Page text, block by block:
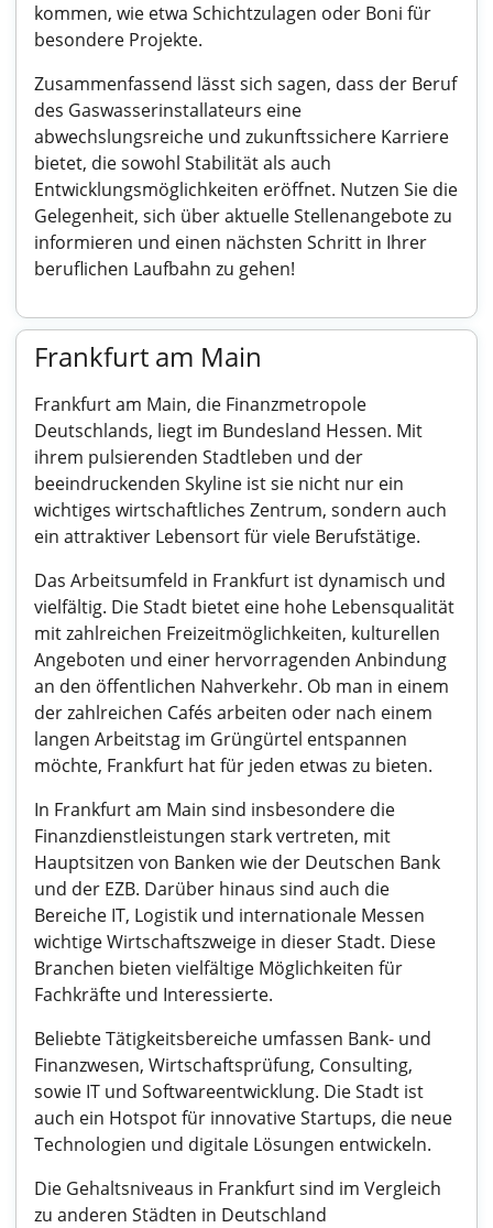
kommen, wie etwa Schichtzulagen oder Boni für
besondere Projekte.
Zusammenfassend lässt sich sagen, dass der Beruf
des Gaswasserinstallateurs eine
abwechslungsreiche und zukunftssichere Karriere
bietet, die sowohl Stabilität als auch
Entwicklungsmöglichkeiten eröffnet. Nutzen Sie die
Gelegenheit, sich über aktuelle Stellenangebote zu
informieren und einen nächsten Schritt in Ihrer
beruflichen Laufbahn zu gehen!
Frankfurt am Main
Frankfurt am Main, die Finanzmetropole
Deutschlands, liegt im Bundesland Hessen. Mit
ihrem pulsierenden Stadtleben und der
beeindruckenden Skyline ist sie nicht nur ein
wichtiges wirtschaftliches Zentrum, sondern auch
ein attraktiver Lebensort für viele Berufstätige.
Das Arbeitsumfeld in Frankfurt ist dynamisch und
vielfältig. Die Stadt bietet eine hohe Lebensqualität
mit zahlreichen Freizeitmöglichkeiten, kulturellen
Angeboten und einer hervorragenden Anbindung
an den öffentlichen Nahverkehr. Ob man in einem
der zahlreichen Cafés arbeiten oder nach einem
langen Arbeitstag im Grüngürtel entspannen
möchte, Frankfurt hat für jeden etwas zu bieten.
In Frankfurt am Main sind insbesondere die
Finanzdienstleistungen stark vertreten, mit
Hauptsitzen von Banken wie der Deutschen Bank
und der EZB. Darüber hinaus sind auch die
Bereiche IT, Logistik und internationale Messen
wichtige Wirtschaftszweige in dieser Stadt. Diese
Branchen bieten vielfältige Möglichkeiten für
Fachkräfte und Interessierte.
Beliebte Tätigkeitsbereiche umfassen Bank- und
Finanzwesen, Wirtschaftsprüfung, Consulting,
sowie IT und Softwareentwicklung. Die Stadt ist
auch ein Hotspot für innovative Startups, die neue
Technologien und digitale Lösungen entwickeln.
Die Gehaltsniveaus in Frankfurt sind im Vergleich
zu anderen Städten in Deutschland